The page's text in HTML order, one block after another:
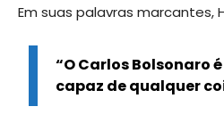
Em suas palavras marcantes,
“O Carlos Bolsonaro
capaz de qualquer